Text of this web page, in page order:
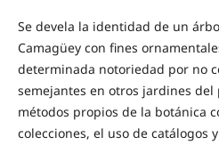
Se devela la identidad de un
Camagüey con fines
determinada notoriedad por no
semejantes en otros jardines del
métodos propios de la botánica
colecciones, el uso de catálogos